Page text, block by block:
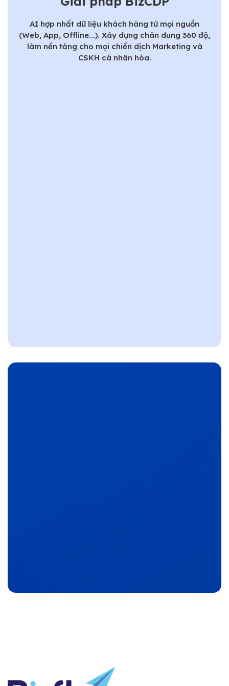
AI hợp nhất dữ liệu khách hàng từ mọi nguồn
(Web, App, Offline...). Xây dựng chân dung 360 độ,
làm nền tảng cho mọi chiến dịch Marketing và
CSKH cá nhân hóa.